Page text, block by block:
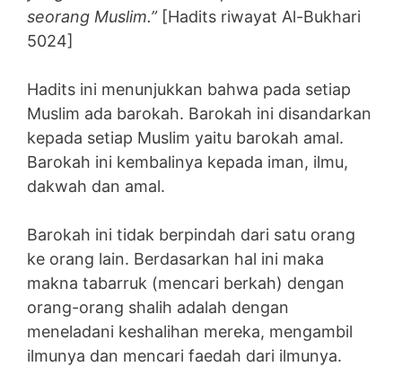
seorang Muslim.”[Hadits riwayat Al-Bukhari
5024]
Hadits ini menunjukkan bahwa pada setiap
Muslim ada barokah. Barokah ini disandarkan
kepada setiap Muslim yaitu barokah amal.
Barokah ini kembalinya kepada iman, ilmu,
dakwah dan amal.
Barokah ini tidak berpindah dari satu orang
ke orang lain. Berdasarkan hal ini maka
makna tabarruk (mencari berkah) dengan
orang-orang shalih adalah dengan
meneladani keshalihan mereka, mengambil
ilmunya dan mencari faedah dari ilmunya.